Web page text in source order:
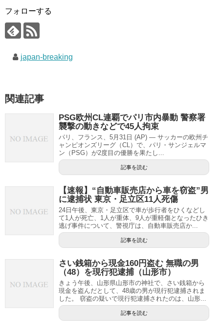
フォローする
japan-breaking
関連記事
PSG欧州CL連覇でパリ市内暴動 警察署
襲撃の動きなどで45人拘束
パリ、フランス、5月31日 (AP) ― サッカーの欧州チ
ャンピオンズリーグ（CL）で、パリ・サンジェルマ
ン（PSG）が2度目の優勝を果たし...
記事を読む
【速報】“自動車販売店から車を窃盗”男
に逮捕状 東京・足立区11人死傷
24日午後、東京・足立区で車が歩行者をひくなどし
て1人が死亡、1人が重体、9人が重軽傷となったひき
逃げ事件について、警視庁は、自動車販売店か...
記事を読む
さい銭箱から現金160円盗む 無職の男
（48）を現行犯逮捕（山形市）
きょう午後、山形県山形市の神社で、さい銭箱から
現金を盗んだとして、48歳の男が現行犯逮捕されま
した。 窃盗の疑いで現行犯逮捕されたのは、山形...
記事を読む